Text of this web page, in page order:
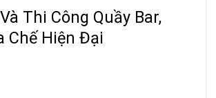
Thi Công Quầy Bar,
Chế Hiện Đại